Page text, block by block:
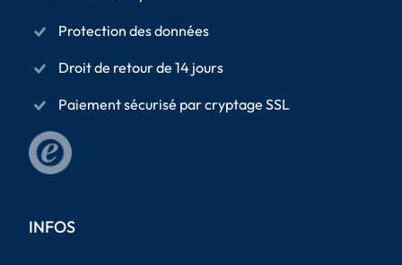
Protection des données
Droit de retour de 14 jours
Paiement sécurisé par cryptage SSL
INFOS